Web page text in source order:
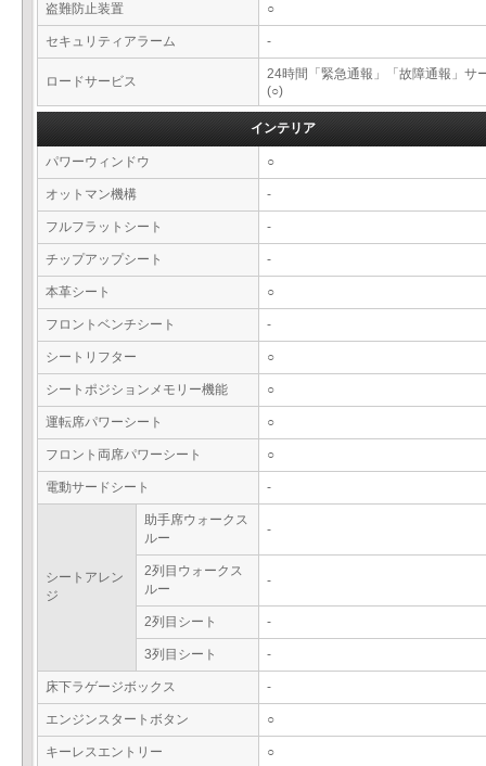
盗難防止装置 ○
セキュリティアラーム -
ロードサービス
24時間「緊急通報」「故障通報」サ
(○)
インテリア
パワーウィンドウ ○
オットマン機構 -
フルフラットシート -
チップアップシート -
本革シート ○
フロントベンチシート -
シートリフター ○
シートポジションメモリー機能 ○
運転席パワーシート ○
フロント両席パワーシート ○
電動サードシート -
シートアレン
ジ
助手席ウォークス
ルー
-
2列目ウォークス
ルー
-
2列目シート -
3列目シート -
床下ラゲージボックス -
エンジンスタートボタン ○
キーレスエントリー ○